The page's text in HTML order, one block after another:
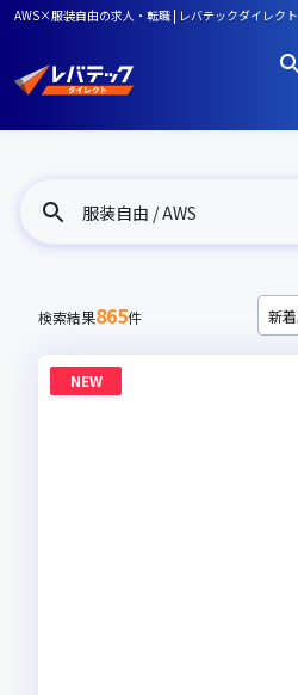
AWS×服装自由の求人・転職 | レバテックダイレクト
服装自由 / AWS
検索結果865件
NEW